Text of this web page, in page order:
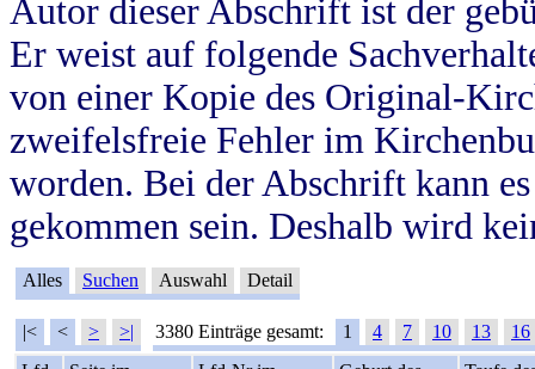
Autor dieser Abschrift ist der
Er weist auf folgende
von einer Kopie des Original-
zweifelsfreie Fehler im
worden. Bei der Abschrift kann
gekommen sein. Deshalb wird
Alles Suchen Auswahl Detail
|< < > >| 3380 Einträge gesamt: 1 4 7 10 13
16